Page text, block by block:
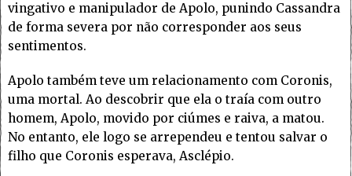
vingativo e manipulador de Apolo, punindo Cassandra
de forma severa por não corresponder aos seus
sentimentos.
Apolo também teve um relacionamento com Coronis,
uma mortal. Ao descobrir que ela o traía com outro
homem, Apolo, movido por ciúmes e raiva, a matou.
No entanto, ele logo se arrependeu e tentou salvar o
filho que Coronis esperava, Asclépio.